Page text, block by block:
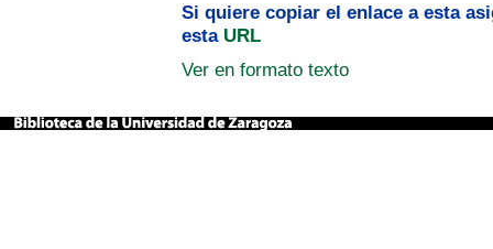
Si quiere copiar el enlace a esta
esta URL
Ver en formato texto